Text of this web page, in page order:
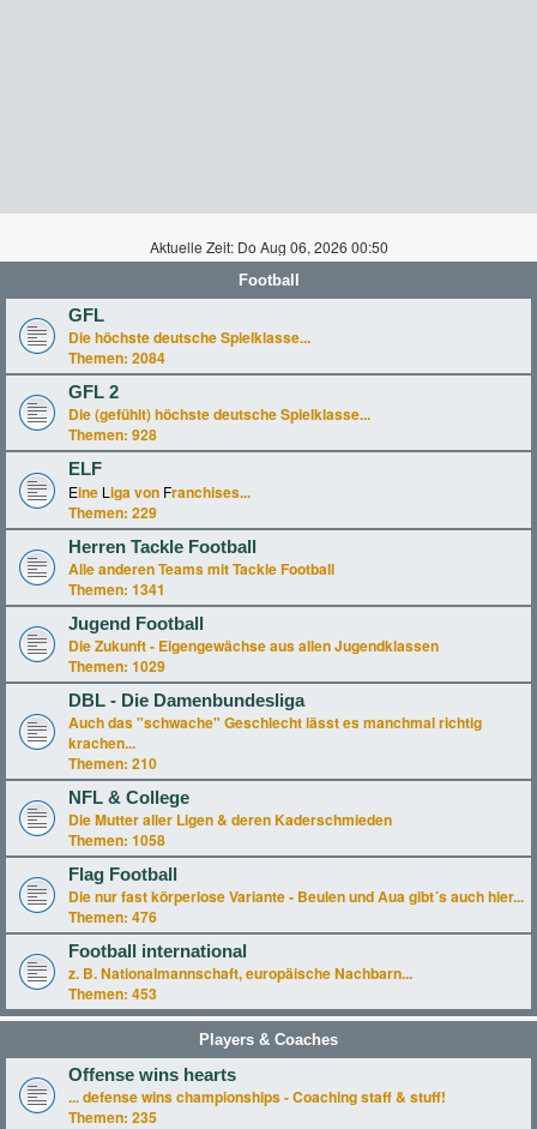
Aktuelle Zeit: Do Aug 06, 2026 00:50
Football
GFL
Die höchste deutsche Spielklasse...
Themen: 2084
GFL 2
Die (gefühlt) höchste deutsche Spielklasse...
Themen: 928
ELF
Eine L iga von Franchises...
Themen: 229
Herren Tackle Football
Alle anderen Teams mit Tackle Football
Themen: 1341
Jugend Football
Die Zukunft - Eigengewächse aus allen Jugendklassen
Themen: 1029
DBL - Die Damenbundesliga
Auch das "schwache" Geschlecht lässt es manchmal richtig
krachen...
Themen: 210
NFL & College
Die Mutter aller Ligen & deren Kaderschmieden
Themen: 1058
Flag Football
Die nur fast körperlose Variante - Beulen und Aua gibt´s auch hier...
Themen: 476
Football international
z. B. Nationalmannschaft, europäische Nachbarn...
Themen: 453
Players & Coaches
Offense wins hearts
... defense wins championships - Coaching staff & stuff!
Themen: 235